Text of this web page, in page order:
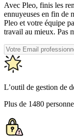
Avec Pleo, finis les
ennuyeuses en fin de
Pleo et votre équipe
travail au mieux. Pas
L’outil de gestion de
Plus de 1480